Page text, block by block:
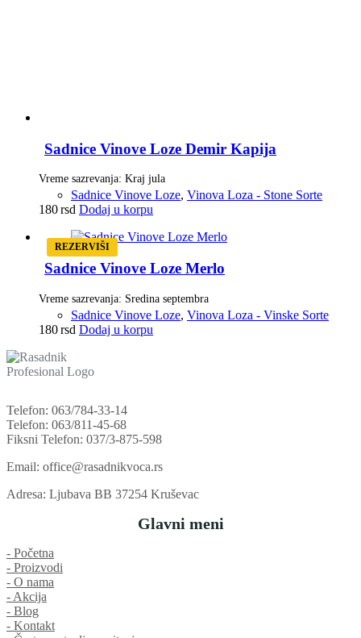
Sadnice Vinove Loze Demir Kapija
Vreme sazrevanja: Kraj jula
Sadnice Vinove Loze, Vinova Loza - Stone Sorte
180rsd Dodaj u korpu
REZERVIŠI
Sadnice Vinove Loze Merlo
Vreme sazrevanja: Sredina septembra
Sadnice Vinove Loze, Vinova Loza - Vinske Sorte
180rsd Dodaj u korpu
Telefon: 063/784-33-14
Telefon: 063/811-45-68
Fiksni Telefon: 037/3-875-598
Email: office@rasadnikvoca.rs
Adresa: Ljubava BB 37254 Kruševac
Glavni meni
‐ Početna
‐ Proizvodi
‐ O nama
‐ Akcija
‐ Blog
‐ Kontakt